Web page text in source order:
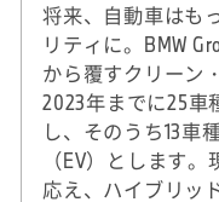
将来、自動車はも
リティに。BMW
から覆すクリーン
2023年までに25車
し、そのうち13車
（EV）とします
応え、ハイブリッ